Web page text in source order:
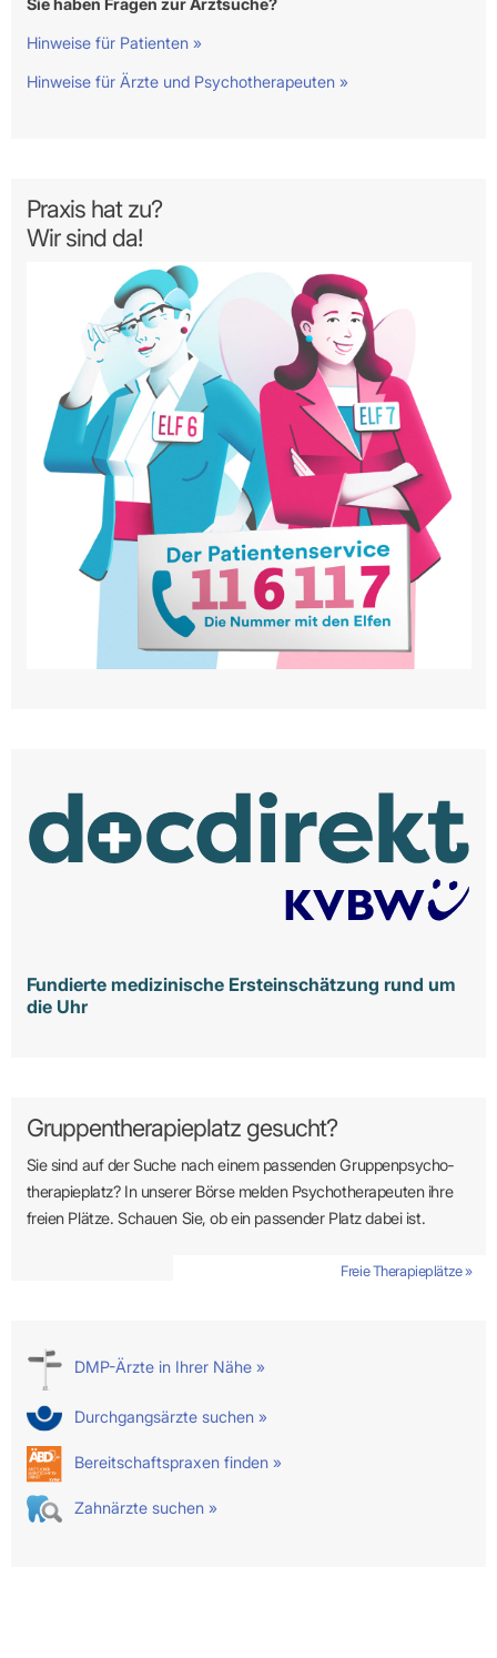
Sie haben Fragen zur Arztsuche?
Hinweise für Patienten »
Hinweise für Ärzte und Psychotherapeuten »
Praxis hat zu?
Wir sind da!
Fundierte medizinische Ersteinschätzung rund um
die Uhr
Gruppentherapieplatz gesucht?
Sie sind auf der Suche nach einem passenden Gruppen­psycho­
therapie­platz? In unserer Börse melden Psycho­­thera­­peuten ihre
freien Plätze. Schauen Sie, ob ein passender Platz dabei ist.
Freie Therapieplätze »
DMP-Ärzte in Ihrer Nähe »
Durchgangsärzte suchen »
Bereitschaftspraxen finden »
Zahnärzte suchen »